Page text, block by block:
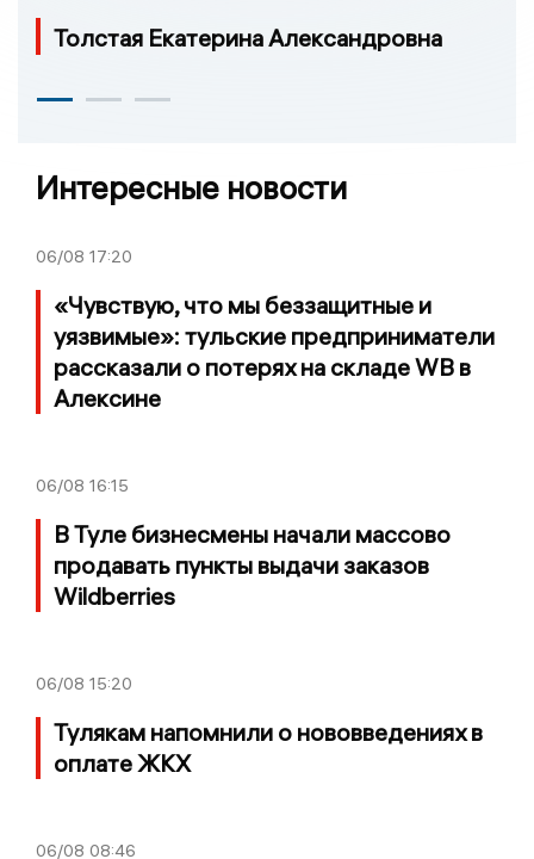
Толстая Екатерина Александровна
Интересные новости
06/08 17:20
«Чувствую, что мы беззащитные и
уязвимые»: тульские предприниматели
рассказали о потерях на складе WB в
Алексине
06/08 16:15
В Туле бизнесмены начали массово
продавать пункты выдачи заказов
Wildberries
06/08 15:20
Тулякам напомнили о нововведениях в
оплате ЖКХ
06/08 08:46